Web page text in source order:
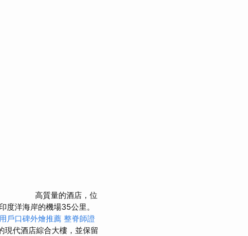
高質量的酒店，位
洋海岸的機場35公里。
用戶口碑外燴推薦 整脊師證
現代酒店綜合大樓，並保留